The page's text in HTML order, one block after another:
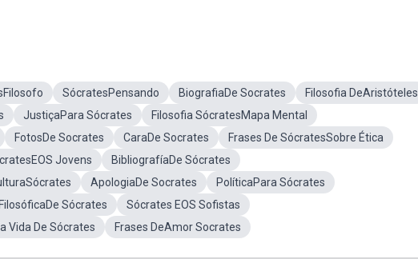
SócratesPensando BiografiaDe Socrates
Filosofia DeAristóteles
JustiçaPara Sócrates
Filosofia SócratesMapa Mental
FotosDe Socrates CaraDe Socrates
Frases De SócratesSobre Ética
Jovens
BibliografíaDe Sócrates
ApologiaDe Socrates
PolíticaPara Sócrates
Sócrates
Sócrates EOS Sofistas
Vida De Sócrates Frases DeAmor Socrates